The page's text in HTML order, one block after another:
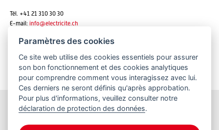
Tél. +41 21 310 30 30
E-mail: info@electricite.ch
S'abonner aux newsletters
Restez informés
Paramètres des cookies
Ce site web utilise des cookies essentiels pour assurer
son bon fonctionnement et des cookies analytiques
pour comprendre comment vous interagissez avec lui.
Ces derniers ne seront définis qu'après approbation.
Pour plus d'informations, veuillez consulter notre
déclaration de protection des données.